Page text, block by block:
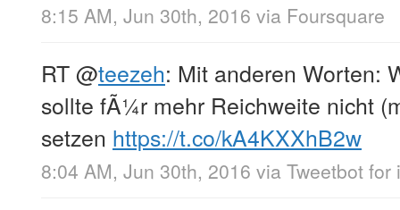
8:15 AM, Jun 30th, 2016 via Foursquare
RT@teezeh: Mit anderen Worten:
sollte fÃ¼r mehr Reichweite nicht
setzen https://t.co/kA4KXXhB2w
8:04 AM, Jun 30th, 2016 via Tweetbot for